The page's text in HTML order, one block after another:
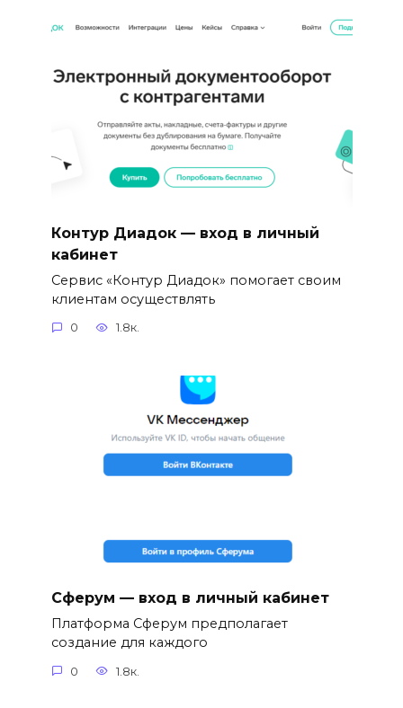
Контур Диадок — вход в личный
кабинет
Сервис «Контур Диадок» помогает своим
клиентам осуществлять
0 1.8к.
Сферум — вход в личный кабинет
Платформа Сферум предполагает
создание для каждого
0 1.8к.